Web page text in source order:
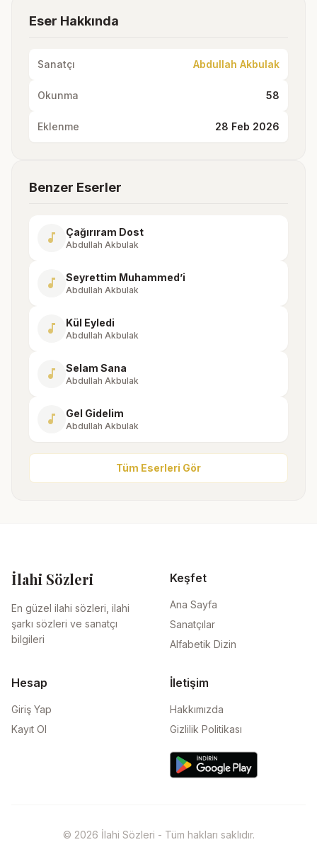
Eser Hakkında
Sanatçı Abdullah Akbulak
Okunma 58
Eklenme 28 Feb 2026
Benzer Eserler
music_note Çağırıram Dost
Abdullah Akbulak
music_note Seyrettim Muhammed’i
Abdullah Akbulak
music_note Kül Eyledi
Abdullah Akbulak
music_note Selam Sana
Abdullah Akbulak
music_note Gel Gidelim
Abdullah Akbulak
Tüm Eserleri Gör
İlahi Sözleri
En güzel ilahi sözleri, ilahi
şarkı sözleri ve sanatçı
bilgileri
Keşfet
Ana Sayfa
Sanatçılar
Alfabetik Dizin
Hesap
Giriş Yap
Kayıt Ol
İletişim
Hakkımızda
Gizlilik Politikası
© 2026 İlahi Sözleri - Tüm hakları saklıdır.